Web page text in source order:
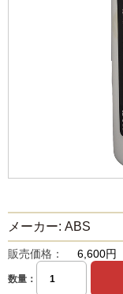
メーカー: ABS
販売価格： 6,600円
数量：